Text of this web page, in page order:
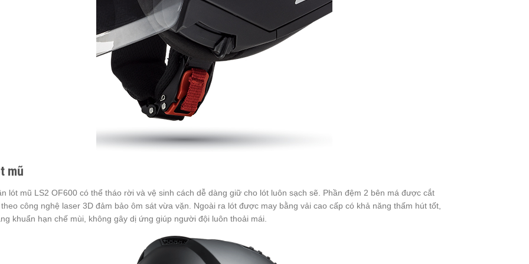
mũ
lót mũ LS2 OF600 có thể tháo rời và vệ sinh cách dễ dàng giữ cho lót luôn sạch sẽ. Phần đệm 2 bên má được cắt
công nghệ laser 3D đảm bảo ôm sát vừa vặn. Ngoài ra lót được may bằng vải cao cấp có khả năng thấm hút tốt,
khuẩn hạn chế mùi, không gây dị ứng giúp người đội luôn thoải mái.